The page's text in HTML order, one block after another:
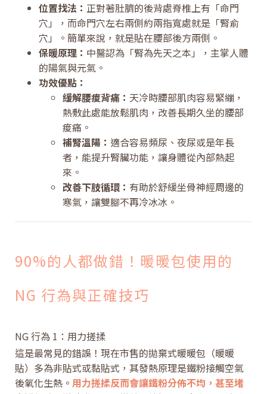
位置找法： 正對著肚臍的後背處脊椎上有「命門
穴」，而命門穴左右兩側約兩指寬處就是「腎俞
穴」。簡單來說，就是貼在腰部後方兩側。
保暖原理： 中醫認為「腎為先天之本」，主掌人體
的陽氣與元氣。
功效優點：
緩解腰痠背痛： 天冷時腰部肌肉容易緊繃，
熱敷此處能放鬆肌肉，改善長期久坐的腰部
痠痛。
補腎溫陽： 適合容易頻尿、夜尿或是年長
者，能提升腎臟功能，讓身體從內部熱起
來。
改善下肢循環： 有助於舒緩坐骨神經周邊的
寒氣，讓雙腳不再冷冰冰。
90%的人都做錯！暖暖包使用的
NG 行為與正確技巧
NG 行為 1：用力搓揉
這是最常見的錯誤！現在市售的拋棄式暖暖包（暖暖
貼）多為非貼式或黏貼式，其發熱原理是鐵粉接觸空氣
後氧化生熱。 用力搓揉反而會讓鐵粉分佈不均，甚至堵